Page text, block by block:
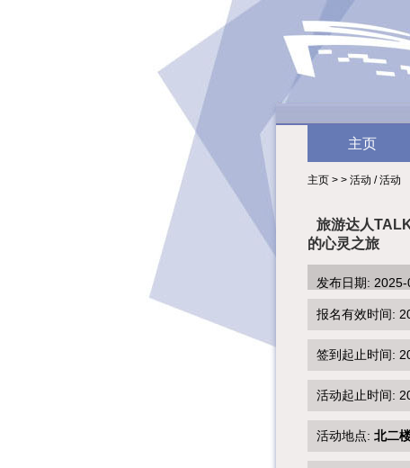
主页
主页 > > 活动 / 活动
旅游达人
的心灵之旅
发布日期:
报名有效时间:
签到起止时间:
活动起止时间:
活动地点: 北二